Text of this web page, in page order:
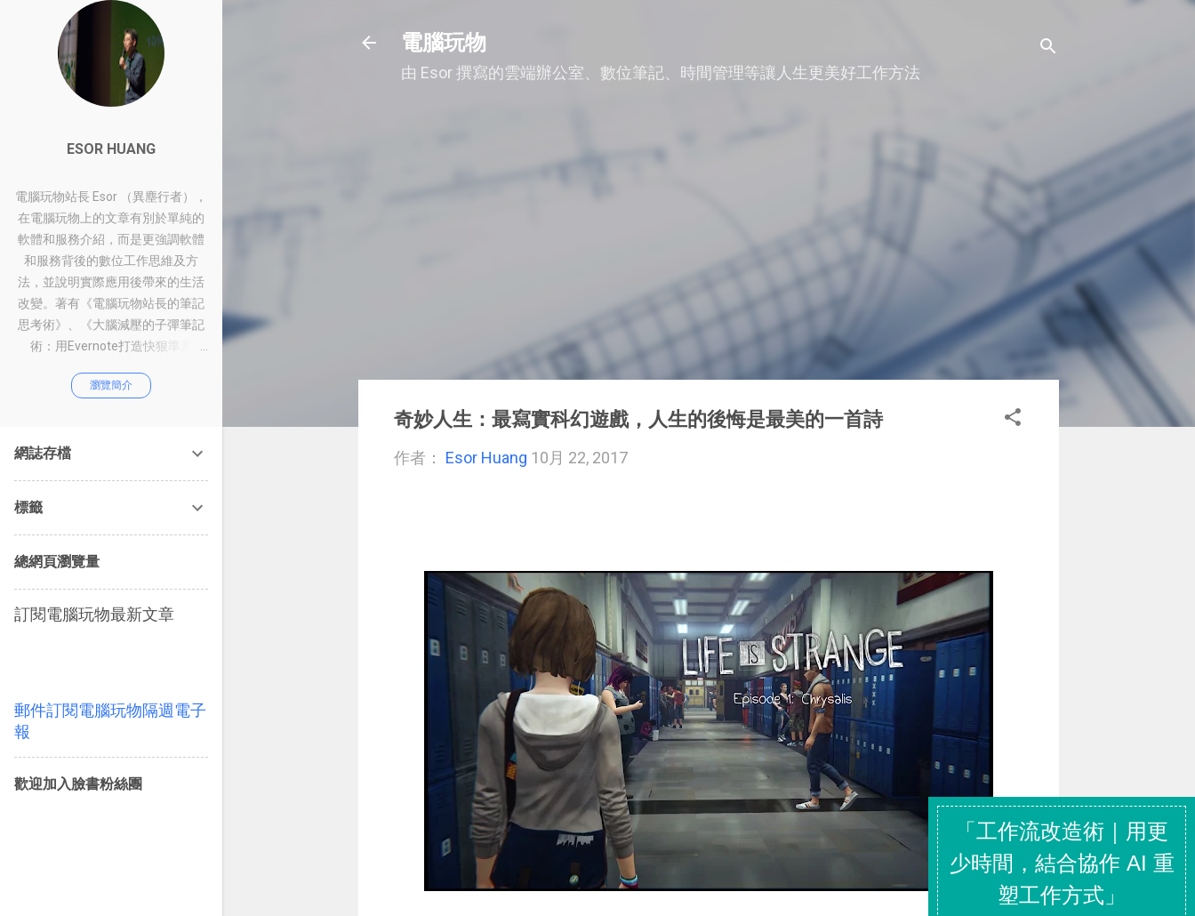
電腦玩物
由 Esor 撰寫的雲端辦公室、數位筆記、時間管理等讓人生更美好工作方法
奇妙人生：最寫實科幻遊戲，人生的後悔是最美的一首詩
作者： Esor Huang 10月 22, 2017
ESOR HUANG
電腦玩物站長 Esor （異塵行者），
在電腦玩物上的文章有別於單純的
軟體和服務介紹，而是更強調軟體
和服務背後的數位工作思維及方
法，並說明實際應用後帶來的生活
改變。著有《電腦玩物站長的筆記
思考術》、《大腦減壓的子彈筆記
術：用Evernote打造快狠準系
作術：從職場到人生的100個聰明
瀏覽簡介
網誌存檔
標籤
總網頁瀏覽量
訂閱電腦玩物最新文章
郵件訂閱電腦玩物隔週電子
報
歡迎加入臉書粉絲團